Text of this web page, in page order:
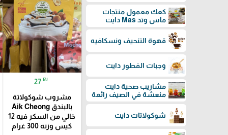
كعك معمول منتجات
ماس وتد Mas دايت
قهوة التنحيف ونسكافيه
وجبات الفطور دايت
مشاريب صحية دايت
منعشة في الصيف رائعة
شوكولاتات دايت
27 ₪
مشروب شوكولاتة
بالبندق Aik Cheong
خالي من السكر فيه 12
كيس وزنه 300 غرام